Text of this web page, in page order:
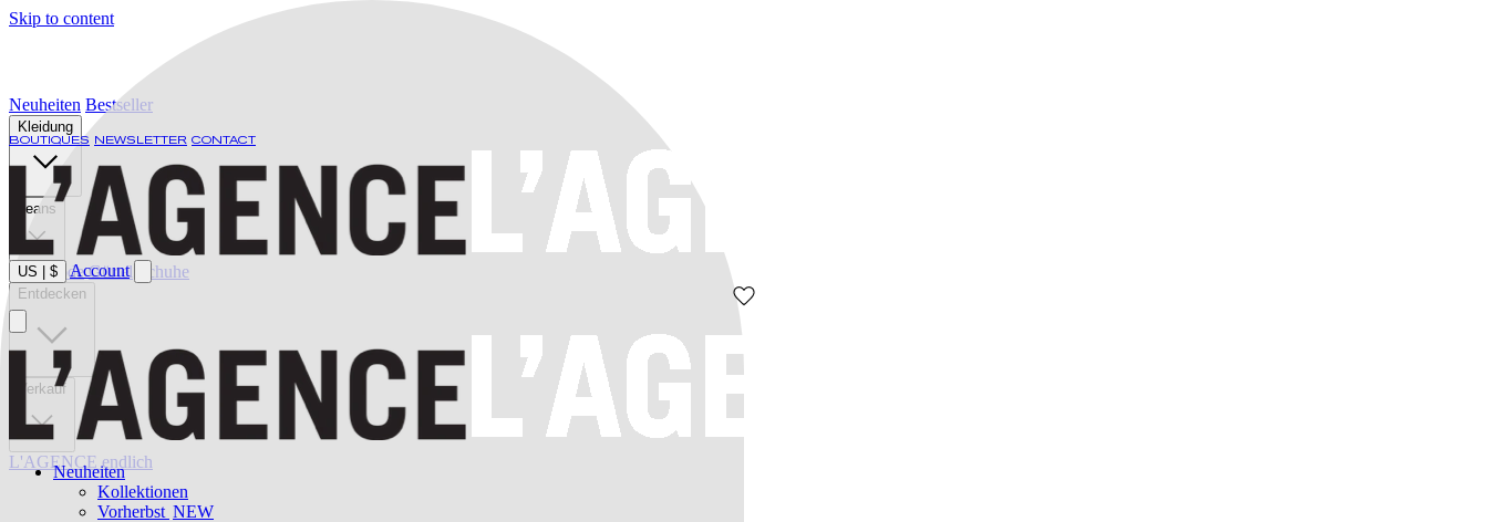
Skip to content
BOUTIQUES NEWSLETTER CONTACT
US $ Account
Neuheiten
Kollektionen
Vorherbst NEW
Neuheiten Bestseller
Kleidung
Jeans
Bademode Gürtel Schuhe
Entdecken
Verkauf
L'AGENCE endlich